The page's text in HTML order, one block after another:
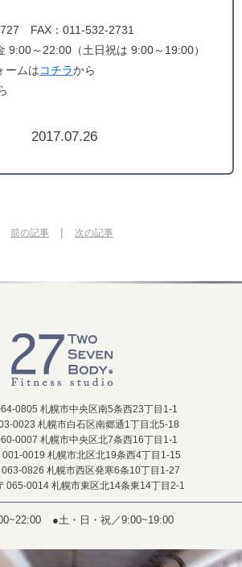
FAX：011-532-2731
～22:00（土日祝は 9:00～19:00）
ームはコチラから
2017.07.26
前の記事 | 次の記事
0805 札幌市中央区南5条西23丁目1-1
0023 札幌市白石区南郷通1丁目北5-18
0007 札幌市中央区北7条西16丁目1-1
0019 札幌市北区北19条西4丁目1-15
0826 札幌市西区発寒6条10丁目1-27
0014 札幌市東区北14条東14丁目2-1
●土・日・祝／9:00~19:00